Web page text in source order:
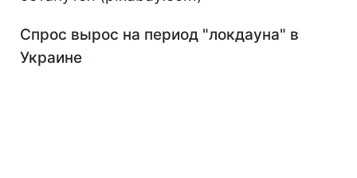
Спрос вырос на период "локдауна" в
Украине